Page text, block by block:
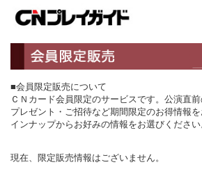
■会員限定販売について
ＣＮカード会員限定のサービスです。公演直前
プレゼント・ご招待など期間限定のお得情報
インナップからお好みの情報をお選びください
現在、限定販売情報はございません。